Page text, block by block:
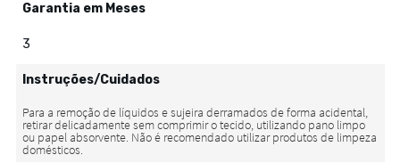
Garantia em Meses
3
Instruções/Cuidados